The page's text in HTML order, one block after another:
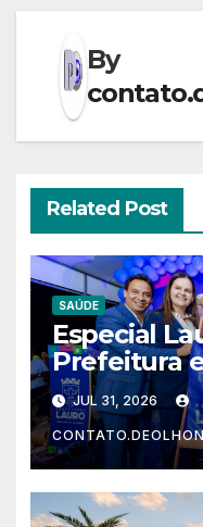
By
Related Post
SAÚDE
Especial
Prefeitura
do Centro
moderna
JUL 31, 2026